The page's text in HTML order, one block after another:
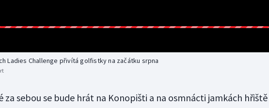
Ladies Challenge přivítá golfistky na začátku srpna
za sebou se bude hrát na Konopišti a na osmnácti jamkách hřiště